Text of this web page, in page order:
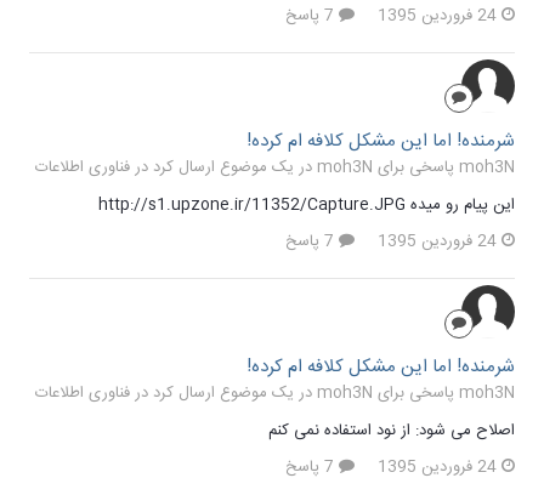
24 فروردین 1395
شرمنده! اما این مشکل کلافه ام کرده!
moh3N پاسخی برای moh3N در یک موضوع ارسال کرد در
فناوری اطلاعات
این پیام رو میده http://s1.upzone.ir/11352/Capture.JPG
24 فروردین 1395
شرمنده! اما این مشکل کلافه ام کرده!
moh3N پاسخی برای moh3N در یک موضوع ارسال کرد در
فناوری اطلاعات
اصلاح می شود: از نود استفاده نمی کنم
24 فروردین 1395